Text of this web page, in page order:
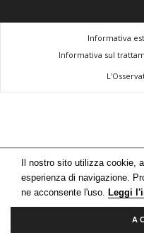
Il nostro sito utilizza cookie,
esperienza di navigazione.
ne acconsente l'uso. Leggi
Informativa
Informativa sul